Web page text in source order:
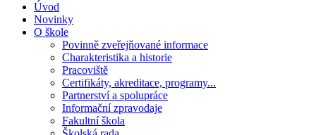
Úvod
Novinky
O škole
Povinně zveřejňované informace
Charakteristika a historie
Pracoviště
Certifikáty, akreditace, programy...
Partnerství a spolupráce
Informační zpravodaje
Fakultní škola